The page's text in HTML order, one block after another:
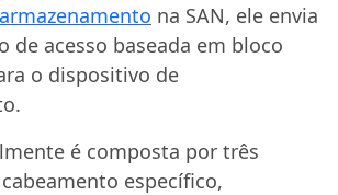
na SAN, ele envia
de acesso baseada em bloco
o dispositivo de
é composta por três
específico,